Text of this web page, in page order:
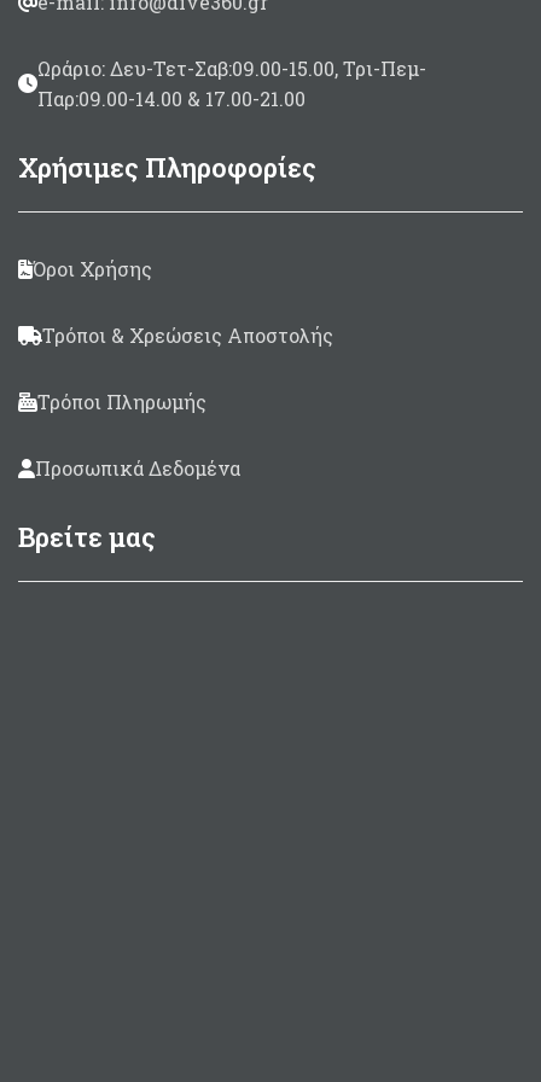
Ωράριο: Δευ-Τετ-Σαβ:09.00-15.00, Τρι-Πεμ-
Παρ:09.00-14.00 & 17.00-21.00
Χρήσιμες Πληροφορίες
Όροι Χρήσης
Τρόποι & Χρεώσεις Αποστολής
Τρόποι Πληρωμής
Προσωπικά Δεδομένα
Βρείτε μας